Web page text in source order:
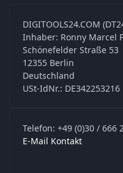
DIGITOOLS24.COM
Inhaber: Ronny Marcel
Schönefelder Straße 53
12355 Berlin
Deutschland
USt-IdNr.: DE342253216
Telefon: +49 (0)30 / 666
E-Mail Kontakt